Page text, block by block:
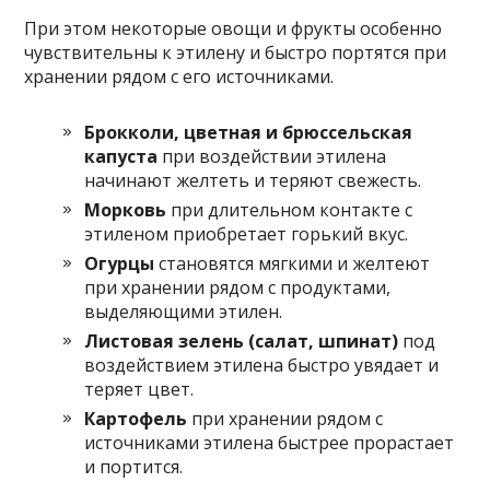
При этом некоторые овощи и фрукты особенно
чувствительны к этилену и быстро портятся при
хранении рядом с его источниками.
​Брокколи, цветная и брюссельская
капуста при воздействии этилена
начинают желтеть и теряют свежесть.​
​Морковь при длительном контакте с
этиленом приобретает горький вкус.​
​Огурцы становятся мягкими и желтеют
при хранении рядом с продуктами,
выделяющими этилен.​
​Листовая зелень (салат, шпинат) под
воздействием этилена быстро увядает и
теряет цвет.​
​Картофель при хранении рядом с
источниками этилена быстрее прорастает
и портится.​